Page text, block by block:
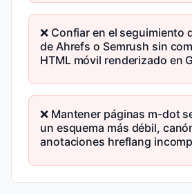
❌ Confiar en el seguimiento
de Ahrefs o Semrush sin
HTML móvil renderizado en
❌ Mantener páginas m-dot
un esquema más débil,
anotaciones hreflang